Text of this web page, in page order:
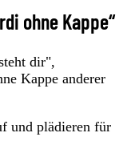
ohne Kappe“
dir",
Kappe anderer
und plädieren für